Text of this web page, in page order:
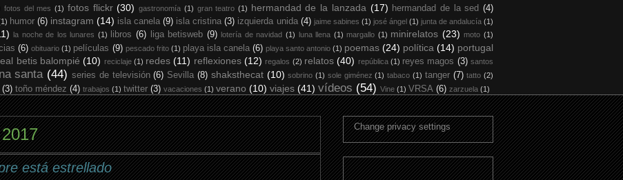
fotos del mes (1) fotos flickr (30) gastronomía (1) gran teatro (1) hermandad de la lanzada (17) hermandad de la sed (4)
humor (6) instagram (14) isla canela (9) isla cristina (3) izquierda unida (4) jaime sabines (1) josé ángel (1) junta de andalucía (1)
la noche de los lunares (1) libros (6) liga betisweb (9) lotería de navidad (1) luna llena (1) margallo (1) minirelatos (23) moto (1)
(6) obituario (1) películas (9) pescado frito (1) playa isla canela (6) playa santo antonio (1) poemas (24) política (14) portugal
betis balompié (10) reciclaje (1) redes (11) reflexiones (12) regalos (2) relatos (40) república (1) reyes magos (3) santos
santa (44) series de televisión (6) Sevilla (8) shaksthecat (10) sobrino (1) sole giménez (1) tabaco (1) tanger (7) tatto (2)
(3) toño méndez (4) trabajos (1) twitter (3) vacaciones (1) verano (10) viajes (41) vídeos (54) Vine (1) VRSA (6) zarzuela (1)
está estrellado
Change privacy settings